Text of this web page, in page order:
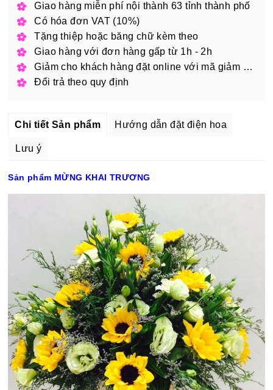
Giao hàng miễn phí nội thành 63 tỉnh thành phố
Có hóa đơn VAT (10%)
Tặng thiệp hoặc băng chữ kèm theo
Giao hàng với đơn hàng gấp từ 1h - 2h
Giảm cho khách hàng đặt online với mã giảm giá
Đổi trả theo quy định
Chi tiết Sản phẩm Hướng dẫn đặt điện hoa
Lưu ý
Sản phẩm MỪNG KHAI TRƯƠNG